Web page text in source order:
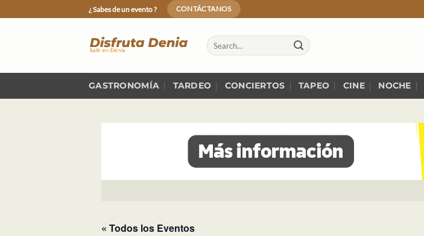
to
¿ Sabes de un evento ? CONTÁCTANOS
GASTRONOMÍA TARDEO CONCIERTOS TAPEO CINE NOCHE
« Todos los Eventos